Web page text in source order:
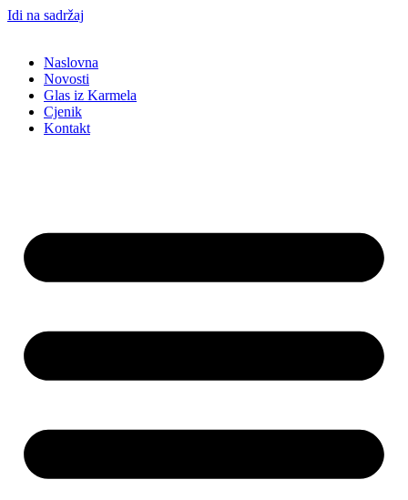
Idi na sadržaj
Naslovna
Novosti
Glas iz Karmela
Cjenik
Kontakt